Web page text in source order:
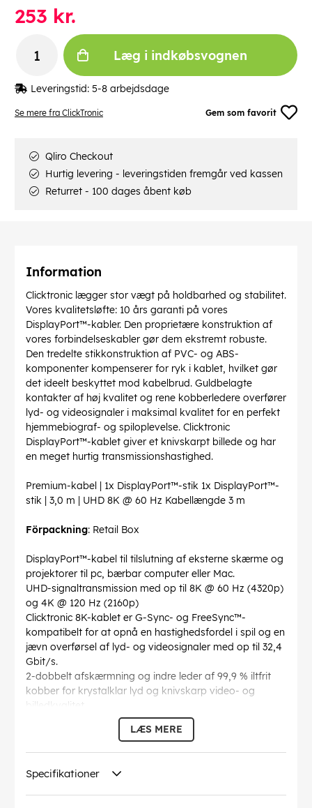
Se mere fra ClickTronic Gem som favorit
253 kr.
Læg i indkøbsvognen
Leveringstid: 5-8 arbejdsdage
Qliro Checkout
Hurtig levering - leveringstiden fremgår ved kassen
Returret - 100 dages åbent køb
Information
Clicktronic lægger stor vægt på holdbarhed og stabilitet.
Vores kvalitetsløfte: 10 års garanti på vores
DisplayPort™-kabler. Den proprietære konstruktion af
vores forbindelseskabler gør dem ekstremt robuste.
Den tredelte stikkonstruktion af PVC- og ABS-
komponenter kompenserer for ryk i kablet, hvilket gør
det ideelt beskyttet mod kabelbrud. Guldbelagte
kontakter af høj kvalitet og rene kobberledere overfører
lyd- og videosignaler i maksimal kvalitet for en perfekt
hjemmebiograf- og spiloplevelse. Clicktronic
DisplayPort™-kablet giver et knivskarpt billede og har
en meget hurtig transmissionshastighed.
Premium-kabel | 1x DisplayPort™-stik 1x DisplayPort™-
stik | 3,0 m | UHD 8K @ 60 Hz Kabellængde 3 m
Förpackning: Retail Box
DisplayPort™-kabel til tilslutning af eksterne skærme og
projektorer til pc, bærbar computer eller Mac.
UHD-signaltransmission med op til 8K @ 60 Hz (4320p)
og 4K @ 120 Hz (2160p)
Clicktronic 8K-kablet er G-Sync- og FreeSync™-
kompatibelt for at opnå en hastighedsfordel i spil og en
jævn overførsel af lyd- og videosignaler med op til 32,4
Gbit/s.
2-dobbelt afskærmning og indre leder af 99,9 % iltfrit
kobber for krystalklar lyd og knivskarp video- og
billedkvalitet
Monitorkabel med en maksimal overførselshastighed
på op til 32,4 Gbit/s for en optimal
underholdningsoplevelse
transmissionsmodstand og jævn billedoverførsel uden
forsinkelser
LÆS MERE
Specifikationer